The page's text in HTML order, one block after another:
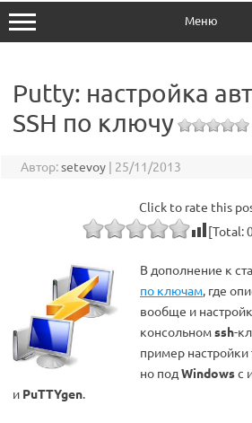
Меню
Putty: настройка
SSH по ключу
Автор:setevoy | 25/11/2013
Click to rate this
[Total:
В дополнение к
по ключам, где
вообще и
консольномssh-
пример настройки
но подWindowsс
и PuTTYgen.